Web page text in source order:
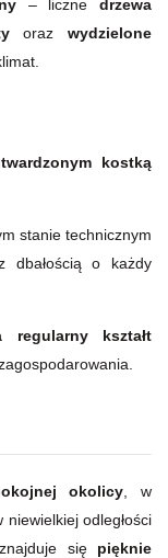
– liczne drzewa
orazwydzielone
kostką
stanie technicznym
dbałością o każdy
regularny kształt
okolicy , w
niewielkiej odległości
się pięknie